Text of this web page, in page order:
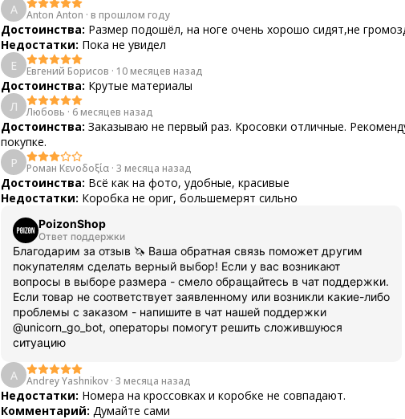
A Anton Anton · в прошлом году
Достоинства: Размер подошёл, на ноге очень хорошо сидят,не
Недостатки: Пока не увидел
Е
Евгений Борисов · 10 месяцев назад
Достоинства: Крутые материалы
Л
Любовь · 6 месяцев назад
Достоинства: Заказываю не первый раз. Кросовки отличные.
покупке.
Р
Роман Κενοδοξία · 3 месяца назад
Достоинства: Всё как на фото, удобные, красивые
Недостатки: Коробка не ориг, большемерят сильно
PoizonShop
Ответ поддержки
Благодарим за отзыв 🦄 Ваша обратная связь поможет другим
покупателям сделать верный выбор! Если у вас возникают
вопросы в выборе размера - смело обращайтесь в чат поддержки.
Если товар не соответствует заявленному или возникли какие-либо
проблемы с заказом - напишите в чат нашей поддержки
@unicorn_go_bot, операторы помогут решить сложившуюся
ситуацию
A Andrey Yashnikov · 3 месяца назад
Недостатки: Номера на кроссовках и коробке не совпадают.
Комментарий: Думайте сами